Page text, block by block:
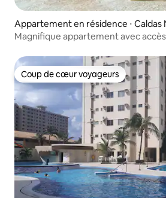
Appartement en résidence ⋅ Caldas
Magnifique appartement avec
Coup de cœur voyageurs
Coup de cœur voyageurs